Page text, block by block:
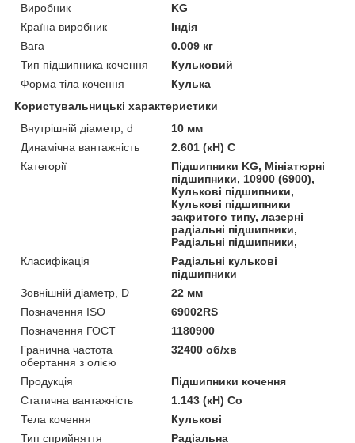
Виробник
KG
Країна виробник
Індія
Вага
0.009 кг
Тип підшипника кочення
Кульковий
Форма тіла кочення
Кулька
Користувальницькі характеристики
Внутрішній діаметр, d
10 мм
Динамічна вантажність
2.601 (кН) C
Категорії
Підшипники KG, Мініатюрні
підшипники, 10900 (6900),
Кулькові підшипники,
Кулькові підшипники
закритого типу, лазерні
радіальні підшипники,
Радіальні підшипники,
Класифікація
Радіальні кулькові
підшипники
Зовнішній діаметр, D
22 мм
Позначення ISO
69002RS
Позначення ГОСТ
1180900
Гранична частота
обертання з олією
32400 об/хв
Продукція
Підшипники кочення
Статична вантажність
1.143 (кН) Co
Тела кочення
Кулькові
Тип сприйняття
Радіальна